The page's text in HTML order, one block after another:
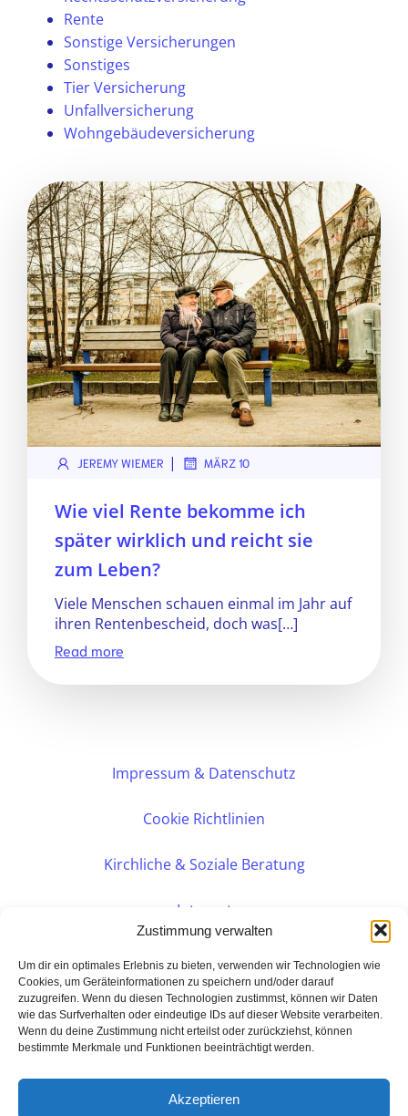
Zustimmung verwalten
Um dir ein optimales Erlebnis zu bieten, verwenden wir Technologien wie
Cookies, um Geräteinformationen zu speichern und/oder darauf
zuzugreifen. Wenn du diesen Technologien zustimmst, können wir Daten
wie das Surfverhalten oder eindeutige IDs auf dieser Website verarbeiten.
Wenn du deine Zustimmung nicht erteilst oder zurückziehst, können
bestimmte Merkmale und Funktionen beeinträchtigt werden.
Akzeptieren
Rente
Sonstige Versicherungen
Sonstiges
Tier Versicherung
Unfallversicherung
Wohngebäudeversicherung
JEREMY WIEMER | MÄRZ 10
Wie viel Rente bekomme ich
später wirklich und reicht sie
zum Leben?
Viele Menschen schauen einmal im Jahr auf
ihren Rentenbescheid, doch was[…]
Read more
Impressum & Datenschutz
Cookie Richtlinien
Kirchliche & Soziale Beratung
Intranet
PERSÖNLICHE BERATUNG
BarmeniaGothaer Agentur Rudolf